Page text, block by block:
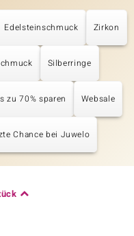
Edelsteinschmuck Zirkon
Silberringe
zu 70% sparen Websale
Chance bei Juwelo